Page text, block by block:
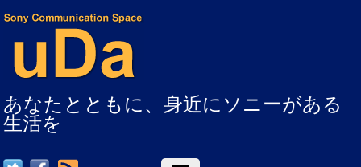
あなたとともに、身近にソニーがある
生活を